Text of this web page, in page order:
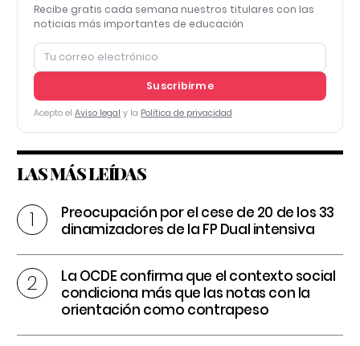
Recibe gratis cada semana nuestros titulares con las
noticias más importantes de educación
Suscribirme
Acepto el Aviso legal y la Política de privacidad
LAS MÁS LEÍDAS
Preocupación por el cese de 20 de los 33
dinamizadores de la FP Dual intensiva
La OCDE confirma que el contexto social
condiciona más que las notas con la
orientación como contrapeso